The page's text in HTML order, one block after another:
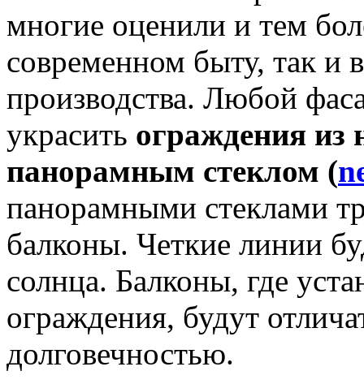
многие оценили и тем
современном быту, так и
производства. Любой
украсить ограждения из
панорамным стеклом (
панорамными стеклами
балконы. Четкие линии
солнца. Балконы, где
ограждения, будут
долговечностью.